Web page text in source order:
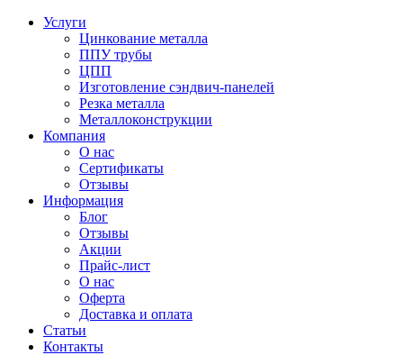
Услуги
Цинкование металла
ППУ трубы
ЦПП
Изготовление сэндвич-панелей
Резка металла
Металлоконструкции
Компания
О нас
Сертификаты
Отзывы
Информация
Блог
Отзывы
Акции
Прайс-лист
О нас
Оферта
Доставка и оплата
Статьи
Контакты